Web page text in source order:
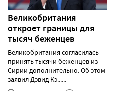
Великобритания
откроет границы для
тысяч беженцев
Великобритания согласилась
принять тысячи беженцев из
Сирии дополнительно. Об этом
заявил Дэвид Кэ......